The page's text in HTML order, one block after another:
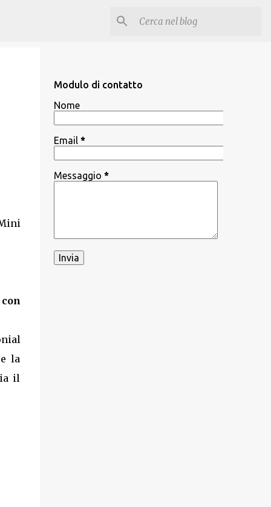
la
il
Modulo di contatto
Nome
Email *
Messaggio *